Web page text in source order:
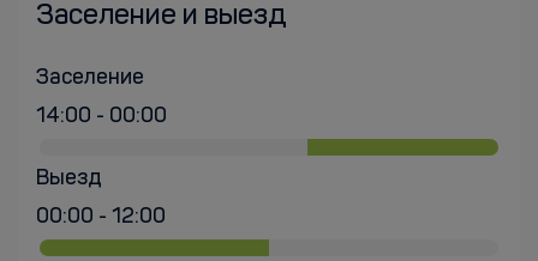
Заселение и выезд
Заселение
14:00 - 00:00
Выезд
00:00 - 12:00